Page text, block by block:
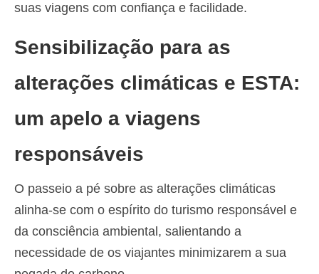
suas viagens com confiança e facilidade.
Sensibilização para as
alterações climáticas e ESTA:
um apelo a viagens
responsáveis
O passeio a pé sobre as alterações climáticas
alinha-se com o espírito do turismo responsável e
da consciência ambiental, salientando a
necessidade de os viajantes minimizarem a sua